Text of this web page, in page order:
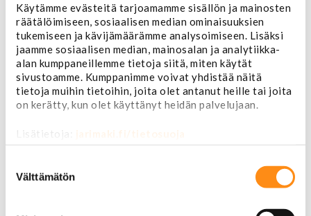
Käytämme evästeitä tarjoamamme sisällön ja mainosten
räätälöimiseen, sosiaalisen median ominaisuuksien
tukemiseen ja kävijämäärämme analysoimiseen. Lisäksi
jaamme sosiaalisen median, mainosalan ja analytiikka-
alan kumppaneillemme tietoja siitä, miten käytät
sivustoamme. Kumppanimme voivat yhdistää näitä
tietoja muihin tietoihin, joita olet antanut heille tai joita
on kerätty, kun olet käyttänyt heidän palvelujaan.
Lisätietoja: jarimaki.fi/tietosuoja
valinta
Välttämätön
Etusivu
USA-auton osat
Alusta
Ohjauslaitteet ja jousitus
Pallonivelet
Raidetangonpäät
Tukivarret
Puslat
Autonhoito